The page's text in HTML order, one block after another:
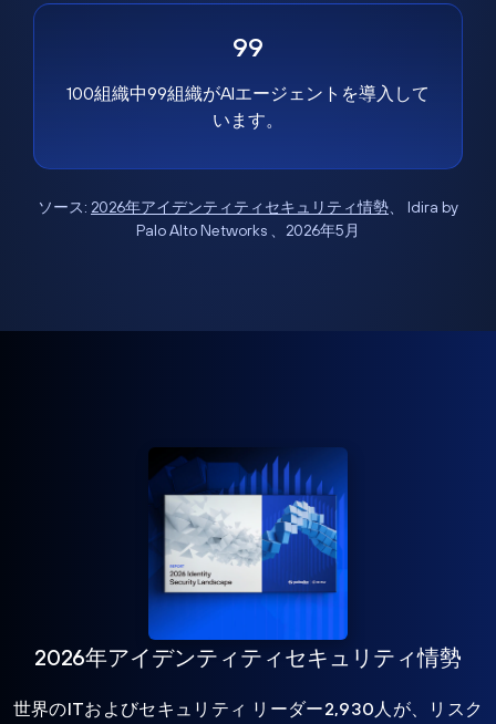
99
100組織中99組織がAIエージェントを導入して
います。
ソース: 2026年アイデンティティセキュリティ情勢、 Idira by
Palo Alto Networks 、2026年5月
2026年アイデンティティセキュリティ情勢
世界のITおよびセキュリティ リーダー2,930人が、リスク